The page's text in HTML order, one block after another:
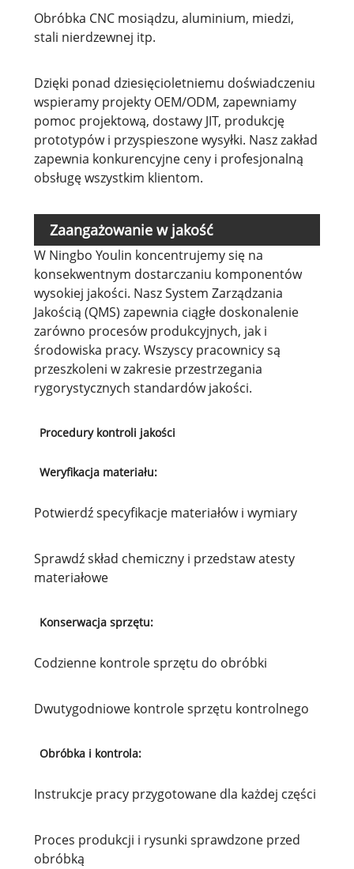
Obróbka CNC mosiądzu, aluminium, miedzi,
stali nierdzewnej itp.
Dzięki ponad dziesięcioletniemu doświadczeniu
wspieramy projekty OEM/ODM, zapewniamy
pomoc projektową, dostawy JIT, produkcję
prototypów i przyspieszone wysyłki. Nasz zakład
zapewnia konkurencyjne ceny i profesjonalną
obsługę wszystkim klientom.
Zaangażowanie w jakość
W Ningbo Youlin koncentrujemy się na
konsekwentnym dostarczaniu komponentów
wysokiej jakości. Nasz System Zarządzania
Jakością (QMS) zapewnia ciągłe doskonalenie
zarówno procesów produkcyjnych, jak i
środowiska pracy. Wszyscy pracownicy są
przeszkoleni w zakresie przestrzegania
rygorystycznych standardów jakości.
Procedury kontroli jakości
Weryfikacja materiału:
Potwierdź specyfikacje materiałów i wymiary
Sprawdź skład chemiczny i przedstaw atesty
materiałowe
Konserwacja sprzętu:
Codzienne kontrole sprzętu do obróbki
Dwutygodniowe kontrole sprzętu kontrolnego
Obróbka i kontrola:
Instrukcje pracy przygotowane dla każdej części
Proces produkcji i rysunki sprawdzone przed
obróbką